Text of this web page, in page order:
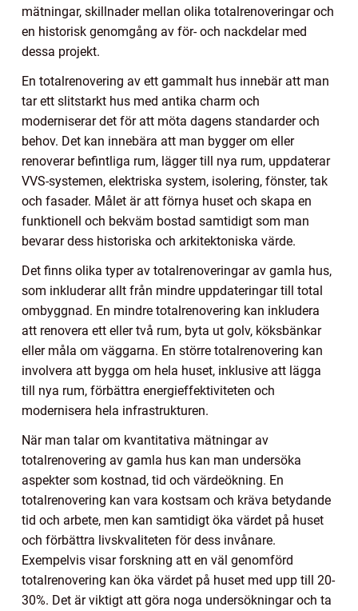
mätningar, skillnader mellan olika totalrenoveringar och
en historisk genomgång av för- och nackdelar med
dessa projekt.
En totalrenovering av ett gammalt hus innebär att man
tar ett slitstarkt hus med antika charm och
moderniserar det för att möta dagens standarder och
behov. Det kan innebära att man bygger om eller
renoverar befintliga rum, lägger till nya rum, uppdaterar
VVS-systemen, elektriska system, isolering, fönster, tak
och fasader. Målet är att förnya huset och skapa en
funktionell och bekväm bostad samtidigt som man
bevarar dess historiska och arkitektoniska värde.
Det finns olika typer av totalrenoveringar av gamla hus,
som inkluderar allt från mindre uppdateringar till total
ombyggnad. En mindre totalrenovering kan inkludera
att renovera ett eller två rum, byta ut golv, köksbänkar
eller måla om väggarna. En större totalrenovering kan
involvera att bygga om hela huset, inklusive att lägga
till nya rum, förbättra energieffektiviteten och
modernisera hela infrastrukturen.
När man talar om kvantitativa mätningar av
totalrenovering av gamla hus kan man undersöka
aspekter som kostnad, tid och värdeökning. En
totalrenovering kan vara kostsam och kräva betydande
tid och arbete, men kan samtidigt öka värdet på huset
och förbättra livskvaliteten för dess invånare.
Exempelvis visar forskning att en väl genomförd
totalrenovering kan öka värdet på huset med upp till 20-
30%. Det är viktigt att göra noga undersökningar och ta